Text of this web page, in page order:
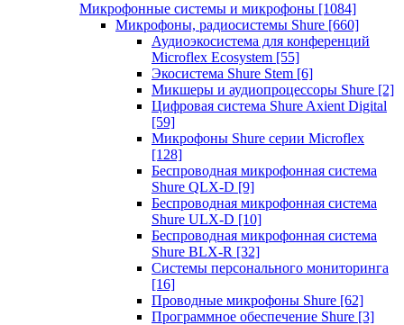
Микрофонные системы и микрофоны [1084]
Микрофоны, радиосистемы Shure [660]
Аудиоэкосистема для конференций
Microflex Ecosystem [55]
Экосистема Shure Stem [6]
Микшеры и аудиопроцессоры Shure [2]
Цифровая система Shure Axient Digital
[59]
Микрофоны Shure серии Microflex
[128]
Беспроводная микрофонная система
Shure QLX-D [9]
Беспроводная микрофонная система
Shure ULX-D [10]
Беспроводная микрофонная система
Shure BLX-R [32]
Системы персонального мониторинга
[16]
Проводные микрофоны Shure [62]
Программное обеспечение Shure [3]